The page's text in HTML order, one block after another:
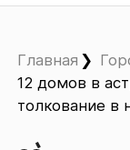
Главная
12 домов в
толкование в